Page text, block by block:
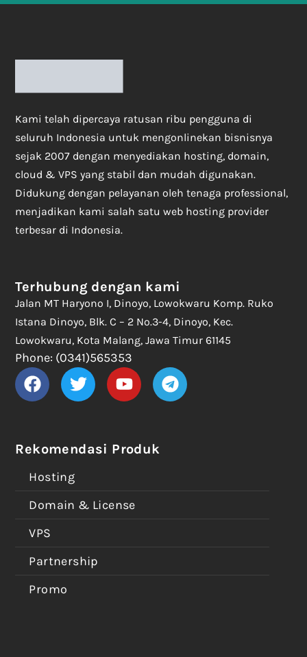
Kami telah dipercaya ratusan ribu pengguna di
seluruh Indonesia untuk mengonlinekan bisnisnya
sejak 2007 dengan menyediakan hosting, domain,
cloud & VPS yang stabil dan mudah digunakan.
Didukung dengan pelayanan oleh tenaga professional,
menjadikan kami salah satu web hosting provider
terbesar di Indonesia.
Rekomendasi Produk
Hosting
Domain & License
VPS
Partnership
Promo
Terhubung dengan kami
Jalan MT Haryono I, Dinoyo, Lowokwaru Komp. Ruko
Istana Dinoyo, Blk. C – 2 No.3-4, Dinoyo, Kec.
Lowokwaru, Kota Malang, Jawa Timur 61145
Phone: (0341)565353